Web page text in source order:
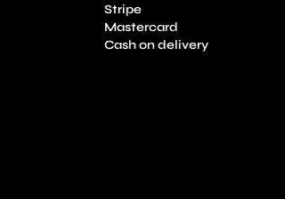
Stripe
Mastercard
Cash on delivery